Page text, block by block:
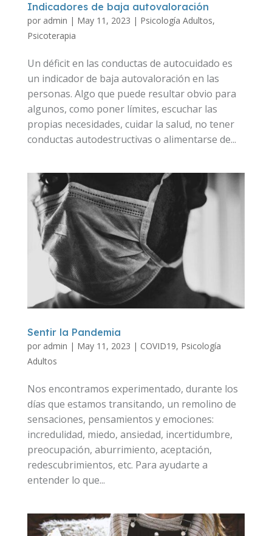
Indicadores de baja autovaloración
por admin | May 11, 2023 | Psicología Adultos,
Psicoterapia
Un déficit en las conductas de autocuidado es
un indicador de baja autovaloración en las
personas. Algo que puede resultar obvio para
algunos, como poner límites, escuchar las
propias necesidades, cuidar la salud, no tener
conductas autodestructivas o alimentarse de...
Sentir la Pandemia
por admin | May 11, 2023 | COVID19, Psicología
Adultos
Nos encontramos experimentado, durante los
días que estamos transitando, un remolino de
sensaciones, pensamientos y emociones:
incredulidad, miedo, ansiedad, incertidumbre,
preocupación, aburrimiento, aceptación,
redescubrimientos, etc. Para ayudarte a
entender lo que...